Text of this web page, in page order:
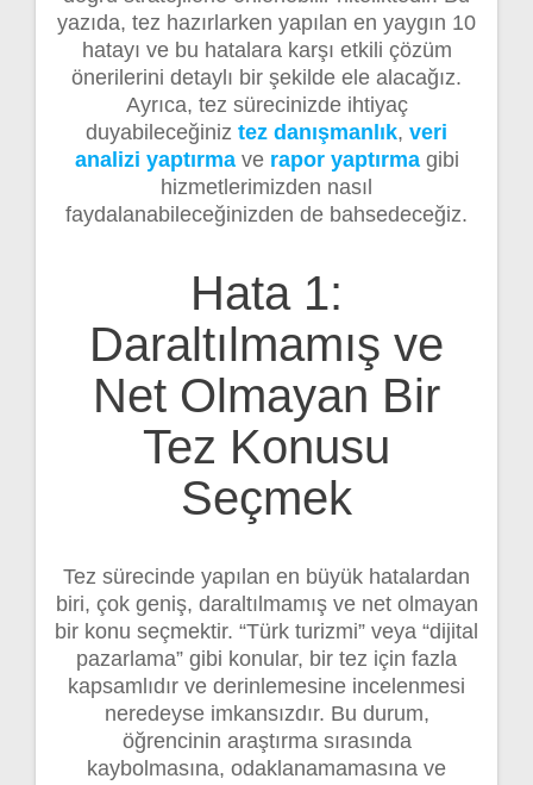
yazıda, tez hazırlarken yapılan en yaygın 10
hatayı ve bu hatalara karşı etkili çözüm
önerilerini detaylı bir şekilde ele alacağız.
Ayrıca, tez sürecinizde ihtiyaç
duyabileceğiniz tez danışmanlık, veri
analizi yaptırmave rapor yaptırmagibi
hizmetlerimizden nasıl
faydalanabileceğinizden de bahsedeceğiz.
Hata 1:
Daraltılmamış ve
Net Olmayan Bir
Tez Konusu
Seçmek
Tez sürecinde yapılan en büyük hatalardan
biri, çok geniş, daraltılmamış ve net olmayan
bir konu seçmektir. “Türk turizmi” veya “dijital
pazarlama” gibi konular, bir tez için fazla
kapsamlıdır ve derinlemesine incelenmesi
neredeyse imkansızdır. Bu durum,
öğrencinin araştırma sırasında
kaybolmasına, odaklanamamasına ve